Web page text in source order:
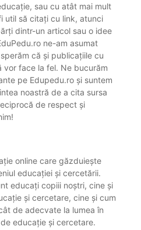
sau cu atât mai mult
util să citați cu link, atunci
dintr-un articol sau o idee
ne-am asumat
că și publicațiile cu
vor face la fel. Ne bucurăm
pe Edupedu.ro și suntem
noastră de a cita sursa
de respect și
online care găzduiește
educației și cercetării.
educați copiii noștri, cine și
și cercetare, cine și cum
de adecvate la lumea în
educație și cercetare.